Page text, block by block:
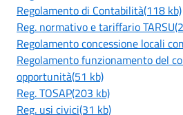
Regolamento di Contabilità(118 kb)
Reg. normativo e tariffario
Regolamento concessione locali
Regolamento funzionamento del
opportunità(51 kb)
Reg. TOSAP(203 kb)
Reg. usi civici(31 kb)